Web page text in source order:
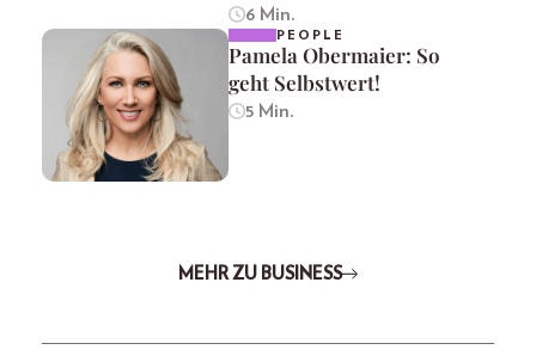
6 Min.
PEOPLE
Pamela Obermaier: So
geht Selbstwert!
5 Min.
MEHR ZU BUSINESS